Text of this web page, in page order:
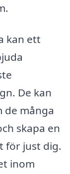
kan ett
De kan
de många
skapa en
för just dig.
inom